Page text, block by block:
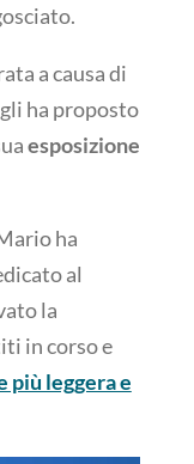
a causa di
ha proposto
esposizione
ha
al
la
in corso e
più leggera e